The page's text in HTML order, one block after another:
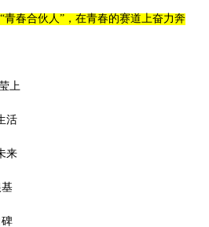
青春合伙人”，在青春的赛道上奋力奔
上
活
来